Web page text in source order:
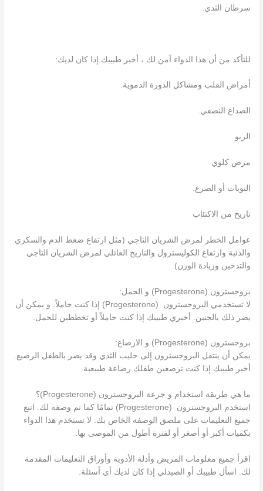
سرطان الثدي.
للتأكد من أن هذا الدواء آمن لك ، أخبر طبيبك إذا كان لديك:
أمراض القلب ومشاكل الدورة الدموية.
الصداع النصفي.
الربو
مرض كلوي
النوبات أو الصرع.
تاريخ من الاكتئاب
عوامل الخطر لمرض الشريان التاجي (مثل ارتفاع ضغط الدم والسكري
والذئبة وارتفاع الكوليسترول والتاريخ العائلي لمرض الشريان التاجي
والتدخين وزيادة الوزن).
بروجسترون (Progesterone) و الحمل:
لا تستخدمي البروجسترون (Progesterone) إذا كنت حاملاً. و يمكن أن
يضر ذلك بالجنين. أخبري طبيبك إذا كنت حاملاً أو تخططين للحمل.
بروجسترون (Progesterone) و الارضاع:
يمكن أن ينتقل البروجسترون إلى حليب الثدي وقد يضر بالطفل الرضيع.
أخبر طبيبك إذا كنت ترضعين طفلك رضاعة طبيعية.
ما هي طريقة استخدام و جرعة البروجسترون (Progesterone)؟
استخدم البروجسترون (Progesterone) تمامًا كما تم وصفه لك. اتبع
جميع التعليمات على ملصق الوصفة الخاص بك. لا تستخدم هذا الدواء
بكميات أكبر أو أصغر أو لفترة أطول من الموصى بها.
اقرأ جميع معلومات المريض وأدلة الأدوية وأوراق التعليمات المقدمة
لك. اسأل طبيبك أو الصيدلي إذا كان لديك أي أسئلة.